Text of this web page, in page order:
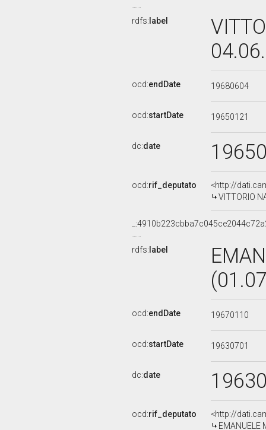
rdfs: label
ocd:endDate 19680604
ocd:startDate 19650121
dc:date
ocd:rif_deputato
<http://
VITTORIO
rdfs: label
ocd:endDate 19670110
ocd:startDate 19630701
dc:date
ocd:rif_deputato
<http://
EMANUELE